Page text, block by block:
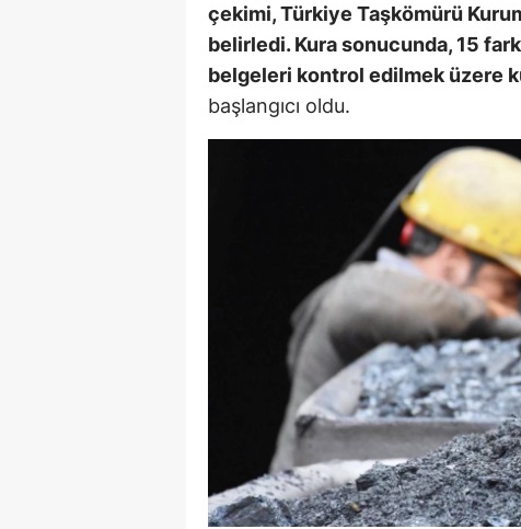
Kars
Konya
çekimi, Türkiye Taşkömürü
belirledi. Kura sonucunda, 15
belgeleri kontrol edilmek üzere
başlangıcı oldu.